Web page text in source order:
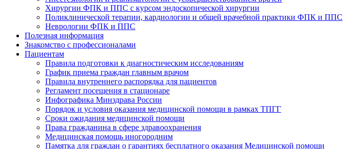
Хирургии ФПК и ППС с курсом эндоскопической хирургии
Поликлинической терапии, кардиологии и общей врачебной практики ФПК и ППС
Неврологии ФПК и ППС
Полезная информация
Знакомство с профессионалами
Пациентам
Правила подготовки к диагностическим исследованиям
График приема граждан главным врачом
Правила внутреннего распорядка для пациентов
Регламент посещения в стационаре
Инфографика Минздрава России
Порядок и условия оказания медицинской помощи в рамках ТПГГ
Сроки ожидания медицинской помощи
Права гражданина в сфере здравоохранения
Медицинская помощь иногородним
Памятка для граждан о гарантиях бесплатного оказания Медицинской помощи